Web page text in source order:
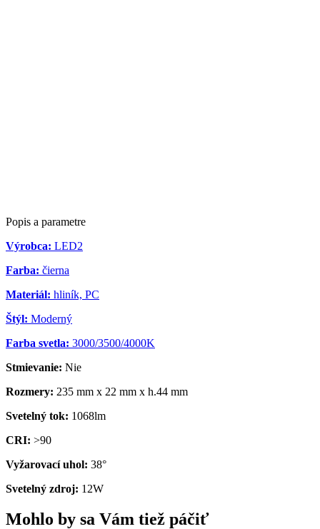
Popis a parametre
Výrobca: LED2
Farba: čierna
Materiál: hliník, PC
Štýl: Moderný
Farba svetla: 3000/3500/4000K
Stmievanie: Nie
Rozmery: 235 mm x 22 mm x h.44 mm
Svetelný tok: 1068lm
CRI: >90
Vyžarovací uhol: 38°
Svetelný zdroj: 12W
Mohlo by sa Vám tiež páčiť